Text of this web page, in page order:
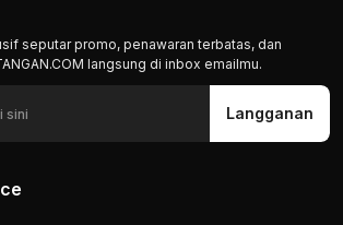
seputar promo, penawaran terbatas, dan
langsung di inbox emailmu.
Langganan